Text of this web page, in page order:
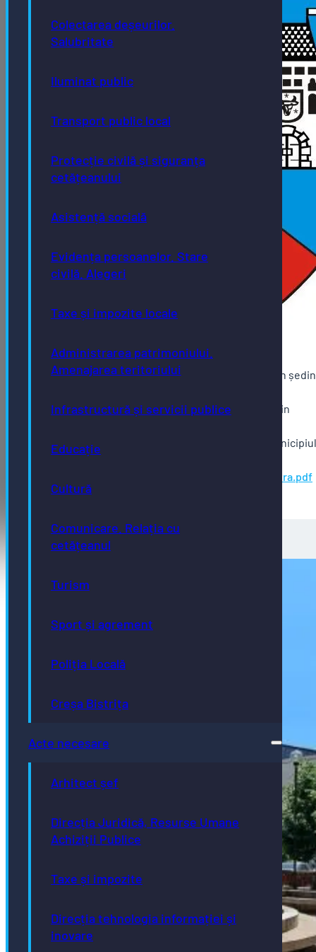
Colectarea deșeurilor.
Salubritate
Iluminat public
Transport public local
Protecție civilă și siguranța
cetățeanului
Asistență socială
Evidența persoanelor. Stare
civilă. Alegeri
Taxe și impozite locale
Administrarea patrimoniului.
Amenajarea teritoriului
Infrastructură și servicii publice
Educație
Cultură
Comunicare. Relația cu
cetățeanul
Turism
Sport și agrement
Poliția Locală
Creșa Bistrița
Acte necesare
Arhitect șef
Direcția Juridică, Resurse Umane
Achiziții Publice
Taxe și impozite
Direcția tehnologia informației și
inovare
Consiliul local al municipiului Bistrita este convocat în
Ședința se va desfășura prin mijloace electronice, prin
Ordinea de zi pote fi accesată pe site-ul Primăriei
https://primariabistrita.ro/wp-
content/uploads/2026/05/Dispozitie.19.05.2026-extra.pdf